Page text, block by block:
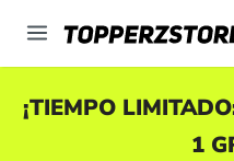
principal
¡TIEMPO
1